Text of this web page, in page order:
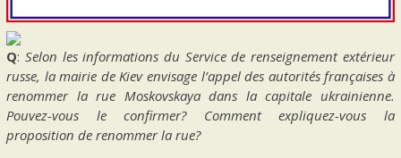
Q: Selon les informations du Service de renseignement extérieur
russe, la mairie de Kiev envisage l’appel des autorités françaises à
renommer la rue Moskovskaya dans la capitale ukrainienne.
Pouvez-vous le confirmer? Comment expliquez-vous la
proposition de renommer la rue?